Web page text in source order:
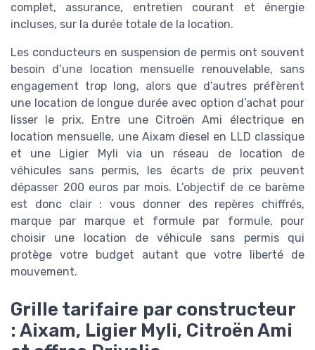
complet, assurance, entretien courant et énergie
incluses, sur la durée totale de la location.
Les conducteurs en suspension de permis ont souvent
besoin d’une location mensuelle renouvelable, sans
engagement trop long, alors que d’autres préfèrent
une location de longue durée avec option d’achat pour
lisser le prix. Entre une Citroën Ami électrique en
location mensuelle, une Aixam diesel en LLD classique
et une Ligier Myli via un réseau de location de
véhicules sans permis, les écarts de prix peuvent
dépasser 200 euros par mois. L’objectif de ce barème
est donc clair : vous donner des repères chiffrés,
marque par marque et formule par formule, pour
choisir une location de véhicule sans permis qui
protège votre budget autant que votre liberté de
mouvement.
Grille tarifaire par constructeur
: Aixam, Ligier Myli, Citroën Ami